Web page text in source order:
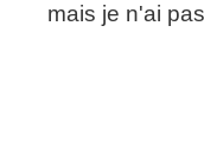
mais je n'ai